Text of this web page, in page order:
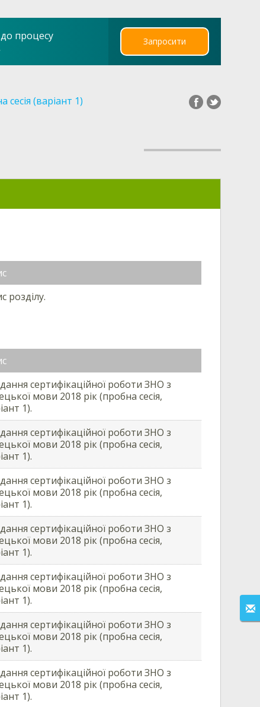
процесу
Запросити
сесія (варіант 1)
розділу.
сертифікаційної роботи ЗНО з
мови 2018 рік (пробна сесія,
1).
сертифікаційної роботи ЗНО з
мови 2018 рік (пробна сесія,
1).
сертифікаційної роботи ЗНО з
мови 2018 рік (пробна сесія,
1).
сертифікаційної роботи ЗНО з
мови 2018 рік (пробна сесія,
1).
сертифікаційної роботи ЗНО з
мови 2018 рік (пробна сесія,
1).
сертифікаційної роботи ЗНО з
мови 2018 рік (пробна сесія,
1).
сертифікаційної роботи ЗНО з
мови 2018 рік (пробна сесія,
1).